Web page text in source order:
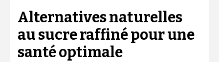
Alternatives naturelles
au sucre raffiné pour une
santé optimale